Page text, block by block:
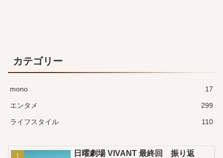
カテゴリー
mono 17
エンタメ 299
ライフスタイル 110
日曜劇場 VIVANT 最終回 振り返